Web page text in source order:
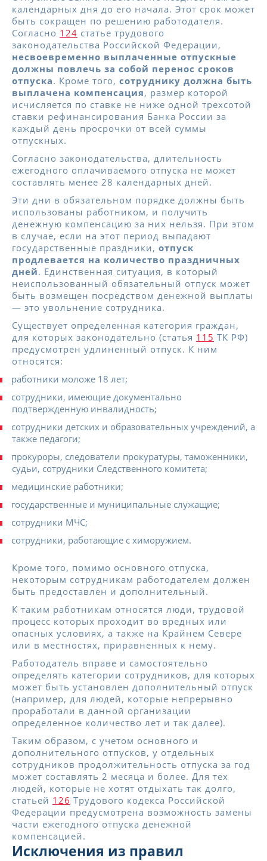
календарных дня до его начала. Этот срок может
быть сокращен по решению работодателя.
Согласно 124 статье трудового
законодательства Российской Федерации,
несвоевременно выплаченные отпускные
должны повлечь за собой перенос сроков
отпуска. Кроме того, сотруднику должна быть
выплачена компенсация, размер которой
исчисляется по ставке не ниже одной трехсотой
ставки рефинансирования Банка России за
каждый день просрочки от всей суммы
отпускных.
Согласно законодательства, длительность
ежегодного оплачиваемого отпуска не может
составлять менее 28 календарных дней.
Эти дни в обязательном порядке должны быть
использованы работником, и получить
денежную компенсацию за них нельзя. При этом
в случае, если на этот период выпадают
государственные праздники, отпуск
продлевается на количество праздничных
дней. Единственная ситуация, в который
неиспользованный обязательный отпуск может
быть возмещен посредством денежной выплаты
— это увольнение сотрудника.
Существует определенная категория граждан,
для которых законодательно (статья 115 ТК РФ)
предусмотрен удлиненный отпуск. К ним
относятся:
работники моложе 18 лет;
сотрудники, имеющие документально
подтвержденную инвалидность;
сотрудники детских и образовательных учреждений, а
также педагоги;
прокуроры, следователи прокуратуры, таможенники,
судьи, сотрудники Следственного комитета;
медицинские работники;
государственные и муниципальные служащие;
сотрудники МЧС;
сотрудники, работающие с химоружием.
Кроме того, помимо основного отпуска,
некоторым сотрудникам работодателем должен
быть предоставлен и дополнительный.
К таким работникам относятся люди, трудовой
процесс которых проходит во вредных или
опасных условиях, а также на Крайнем Севере
или в местностях, приравненных к нему.
Работодатель вправе и самостоятельно
определять категории сотрудников, для которых
может быть установлен дополнительный отпуск
(например, для людей, которые непрерывно
проработали в данной организации
определенное количество лет и так далее).
Таким образом, с учетом основного и
дополнительного отпусков, у отдельных
сотрудников продолжительность отпуска за год
может составлять 2 месяца и более. Для тех
людей, которые не хотят отдыхать так долго,
статьей 126 Трудового кодекса Российской
Федерации предусмотрена возможность замены
части ежегодного отпуска денежной
компенсацией.
Исключения из правил